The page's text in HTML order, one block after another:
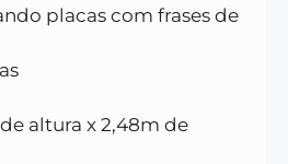
placas com frases de
altura x 2,48m de